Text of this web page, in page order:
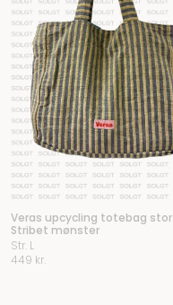
Veras upcycling totebag stor |
Stribet mønster
Str. L
449 kr.